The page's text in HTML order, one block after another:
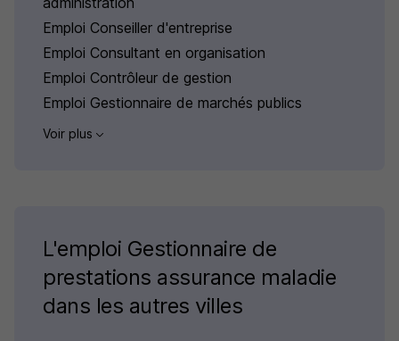
Emploi Conseiller d'entreprise
Emploi Consultant en organisation
Emploi Contrôleur de gestion
Emploi Gestionnaire de marchés publics
Voir plus
L'emploi Gestionnaire de
prestations assurance maladie
dans les autres villes